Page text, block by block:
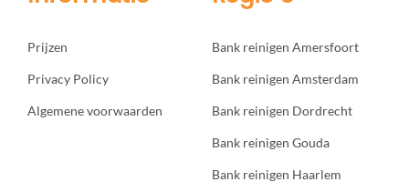
Prijzen
Privacy Policy
Algemene voorwaarden
Bank reinigen Amersfoort
Bank reinigen Amsterdam
Bank reinigen Dordrecht
Bank reinigen Gouda
Bank reinigen Haarlem